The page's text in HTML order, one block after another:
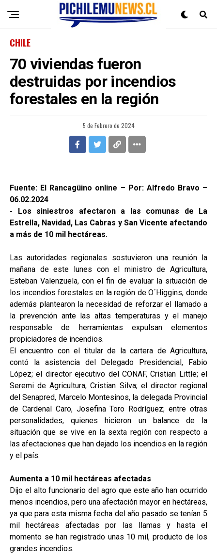
CHILE
70 viviendas fueron
destruidas por incendios
forestales en la región
5 de Febrero de 2024
Fuente: El Rancagüino online – Por: Alfredo Bravo –
06.02.2024
- Los siniestros afectaron a las comunas de La
Estrella, Navidad, Las Cabras y San Vicente afectando
a más de 10 mil hectáreas.
Las autoridades regionales sostuvieron una reunión la
mañana de este lunes con el ministro de Agricultura,
Esteban Valenzuela, con el fin de evaluar la situación de
los incendios forestales en la región de O´Higgins, donde
además plantearon la necesidad de reforzar el llamado a
la prevención ante las altas temperaturas y el manejo
responsable de herramientas expulsan elementos
propiciadores de incendios.
El encuentro con el titular de la cartera de Agricultura,
contó la asistencia del Delegado Presidencial, Fabio
López; el director ejecutivo del CONAF, Cristian Little; el
Seremi de Agricultura, Cristian Silva; el director regional
del Senapred, Marcelo Montesinos, la delegada Provincial
de Cardenal Caro, Josefina Toro Rodríguez; entre otras
personalidades, quienes hicieron un balance de la
situación que se vive en la sexta región con respecto a
las afectaciones que han dejado los incendios en la región
y el país.
Aumenta a 10 mil hectáreas afectadas
Dijo el alto funcionario del agro que este año han ocurrido
menos incendios, pero una afectación mayor en hectáreas,
ya que para esta misma fecha del año pasado se tenían 5
mil hectáreas afectadas por las llamas y hasta el
momento se han registrado unas 10 mil, producto de los
grandes incendios.